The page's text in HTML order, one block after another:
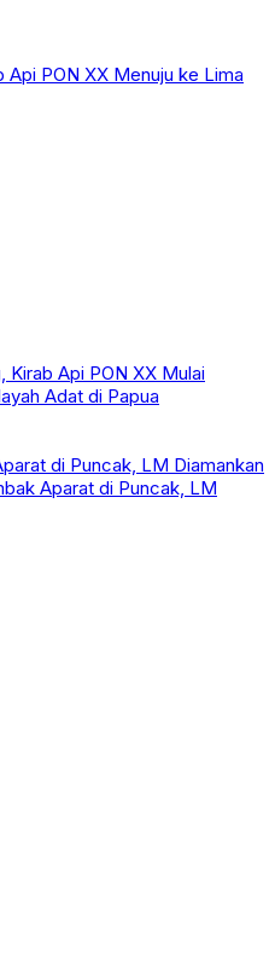
Api PON XX Menuju ke Lima
Kirab Api PON XX Mulai
Adat di Papua
di Puncak, LM Diamankan
Aparat di Puncak, LM